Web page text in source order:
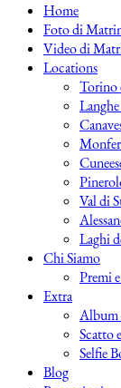
Home
Foto di
Video di
Locations
Torino
Val di
Laghi
Chi Siamo
Premi
Extra
Album
Scatto
Selfie
Blog